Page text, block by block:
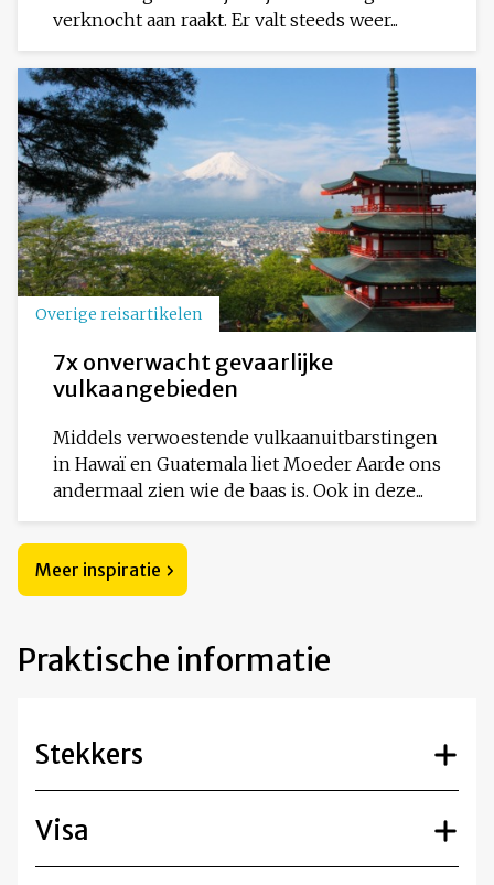
verknocht aan raakt. Er valt steeds weer...
Overige reisartikelen
7x onverwacht gevaarlijke
vulkaangebieden
Middels verwoestende vulkaanuitbarstingen
in Hawaï en Guatemala liet Moeder Aarde ons
andermaal zien wie de baas is. Ook in deze...
Meer inspiratie
Praktische informatie
Stekkers
Visa